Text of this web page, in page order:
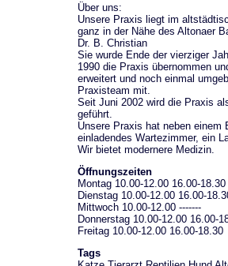
Über uns:
Unsere Praxis liegt im
ganz in der Nähe des Altonaer
Dr. B. Christian
Sie wurde Ende der vierziger
1990 die Praxis übernommen
erweitert und noch einmal
Praxisteam mit.
Seit Juni 2002 wird die Praxis
geführt.
Unsere Praxis hat neben einem
einladendes Wartezimmer, ein
Wir bietet modernere Medizin.
Öffnungszeiten
Montag 10.00-12.00 16.00-18.30
Dienstag 10.00-12.00 16.00-
Mittwoch 10.00-12.00 -------
Donnerstag 10.00-12.00 16.00-
Freitag 10.00-12.00 16.00-18.30
Tags